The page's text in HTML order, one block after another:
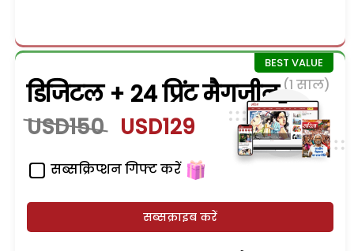
डिजिटल + 24 प्रिंट मैगजीन (1 साल)
USD150 USD129
सब्सक्रिप्शन गिफ्ट करें
सब्सक्राइब करें